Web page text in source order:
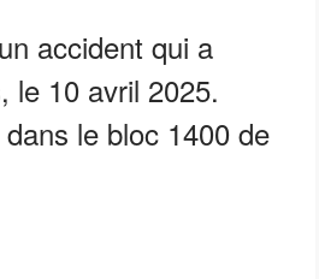
accident qui a
le 10 avril 2025.
le bloc 1400 de